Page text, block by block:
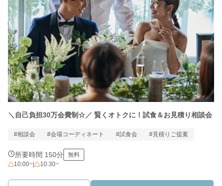
＼自己負担30万会費制☆／ 賢くオトクに！試食＆お見積り相談会
#相談会 #会場コーディネート #試食会 #見積りご提案
所要時間 150分
無料
10:00~
10:30~